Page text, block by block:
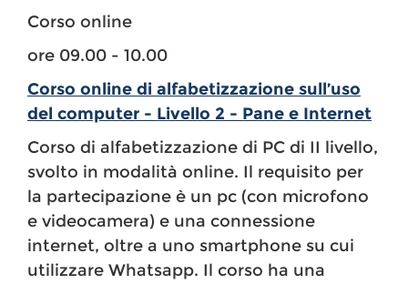
Corso online
ore 09.00 - 10.00
Corso online di alfabetizzazione sull’uso
del computer - Livello 2 - Pane e Internet
Corso di alfabetizzazione di PC di II livello,
svolto in modalità online. Il requisito per
la partecipazione è un pc (con microfono
e videocamera) e una connessione
internet, oltre a uno smartphone su cui
utilizzare Whatsapp. Il corso ha una